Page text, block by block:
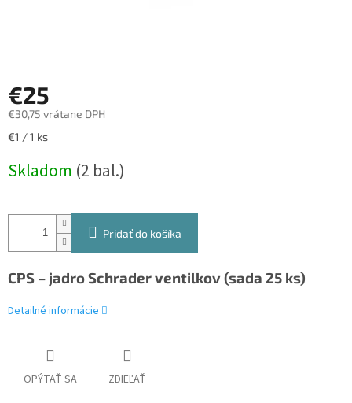
€25
€30,75 vrátane DPH
Jednotková
€1 / 1 ks
Skladom (2 bal.)
Pridať do košíka
CPS – jadro Schrader ventilkov (sada 25 ks)
Detailné informácie
OPÝTAŤ SA ZDIEĽAŤ